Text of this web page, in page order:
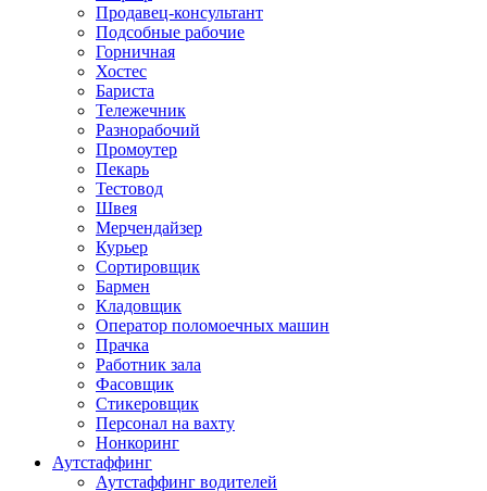
Продавец-консультант
Подсобные рабочие
Горничная
Хостес
Бариста
Тележечник
Разнорабочий
Промоутер
Пекарь
Тестовод
Швея
Мерчендайзер
Курьер
Сортировщик
Бармен
Кладовщик
Оператор поломоечных машин
Прачка
Работник зала
Фасовщик
Стикеровщик
Персонал на вахту
Нонкоринг
Аутстаффинг
Аутстаффинг водителей